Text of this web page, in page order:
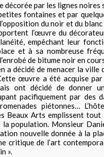
décorée par les lignes
fontaines et par
du noir et du
l’œuvre du
empêchant leur
et à sa nombreuse
de bitume noir en
a décidé de menacer la ville
œuvre a été acquise
ont décidé de donner
pacifiquement par des
piétonnes…
Beaux Arts emplissent tout
population. Monsieur
nouvelle donnée à la
critique de l’art
».